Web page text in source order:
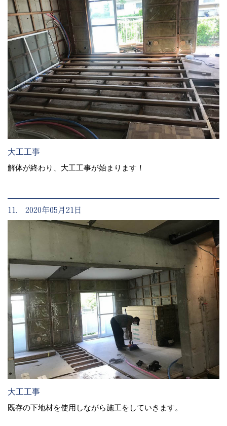
大工工事
解体が終わり、大工工事が始まります！
11. 2020年05月21日
大工工事
既存の下地材を使用しながら施工をしていきます。